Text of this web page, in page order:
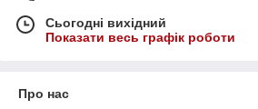
Сьогодні вихідний
Показати весь графік роботи
Про нас